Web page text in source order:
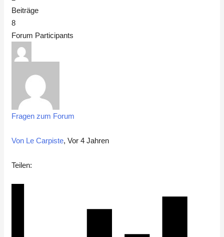
Beiträge
8
Forum Participants
Fragen zum Forum
Von Le Carpiste, Vor 4 Jahren
Teilen: